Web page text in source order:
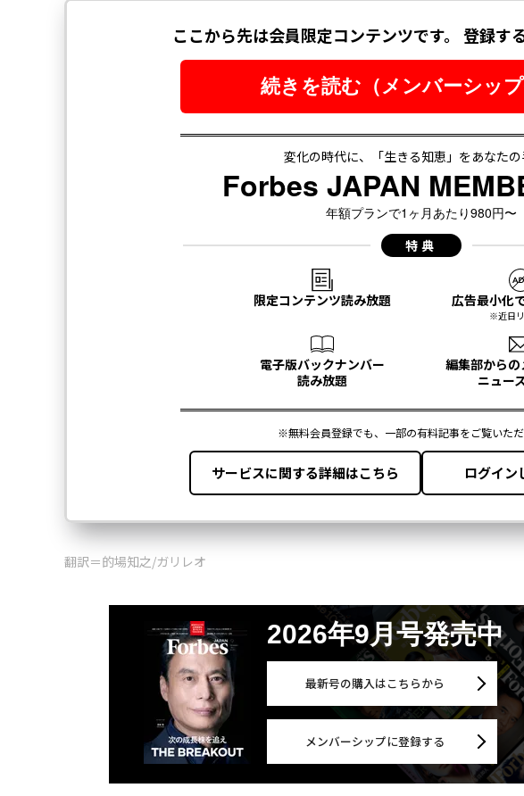
翻訳＝的場知之/ガリレオ
2026年9月号発売中
最新号の購入はこちらから
メンバーシップに登録する